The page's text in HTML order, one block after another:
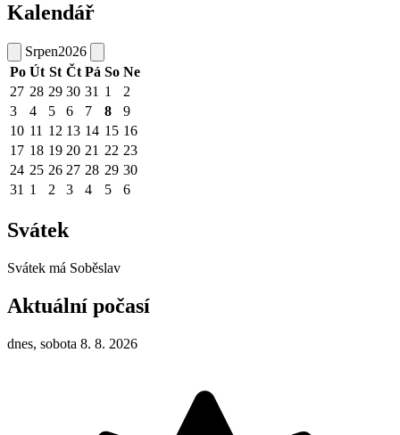
Kalendář
Srpen2026
Po Út St Čt Pá So Ne
27 28 29 30 31 1
2
3
4 5 6 7 8
9
10 11 12 13 14 15 16
17 18 19 20 21 22 23
24 25 26 27 28 29 30
31 1 2 3 4 5 6
Svátek
Svátek má Soběslav
Aktuální počasí
dnes, sobota 8. 8. 2026